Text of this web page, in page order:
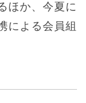
ほか、今夏に
による会員組